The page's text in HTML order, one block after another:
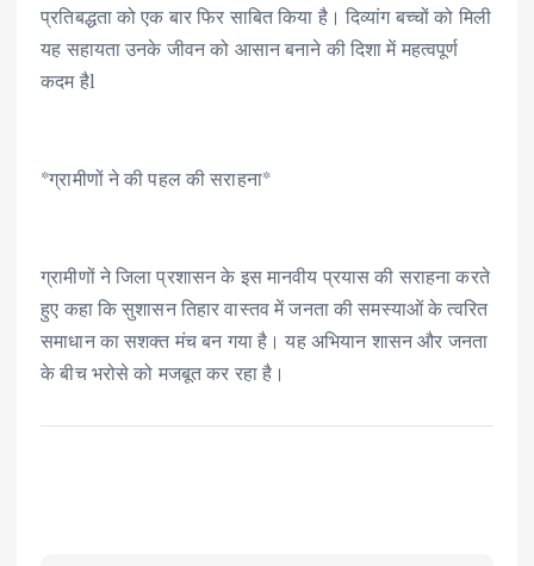
प्रतिबद्धता को एक बार फिर साबित किया है। दिव्यांग बच्चों को मिली
यह सहायता उनके जीवन को आसान बनाने की दिशा में महत्वपूर्ण
कदम हैl
*ग्रामीणों ने की पहल की सराहना*
ग्रामीणों ने जिला प्रशासन के इस मानवीय प्रयास की सराहना करते
हुए कहा कि सुशासन तिहार वास्तव में जनता की समस्याओं के त्वरित
समाधान का सशक्त मंच बन गया है। यह अभियान शासन और जनता
के बीच भरोसे को मजबूत कर रहा है।